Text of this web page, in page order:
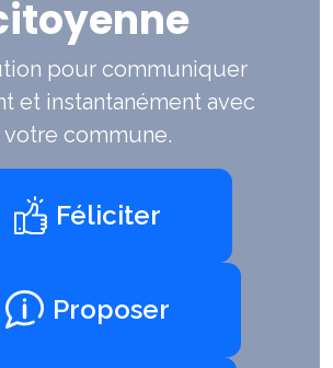
pour communiquer
et instantanément avec
votre commune.
Féliciter
Proposer